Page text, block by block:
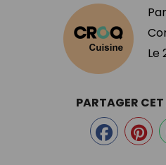
Par
Le
PARTAGER